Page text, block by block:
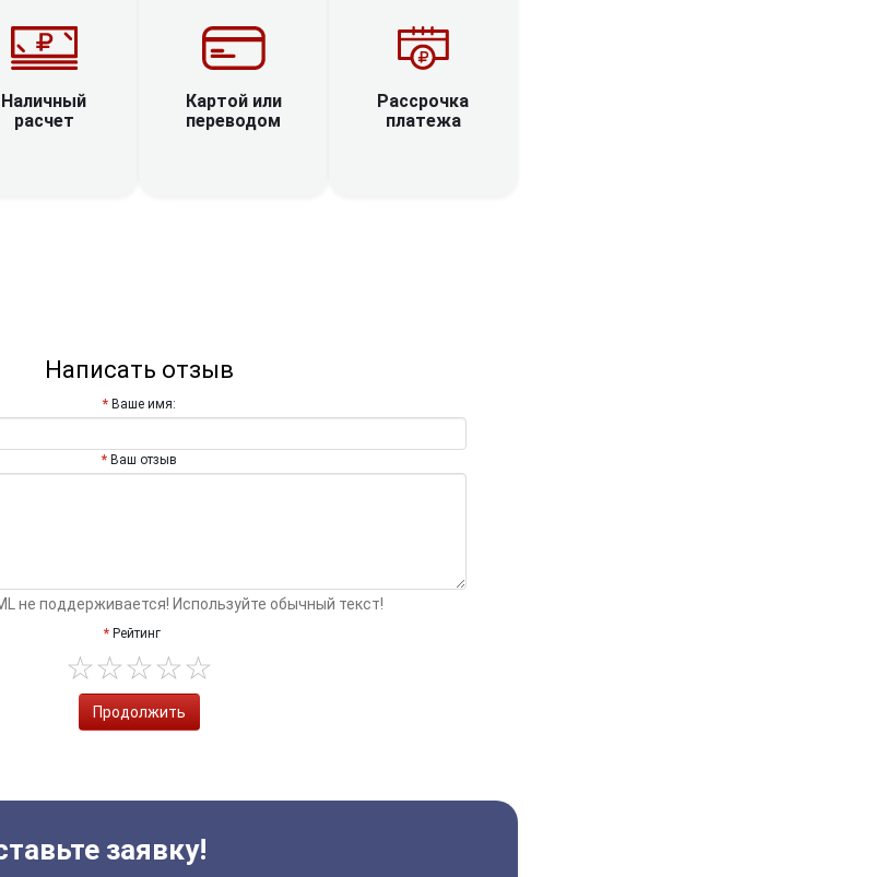
Наличный
расчет
Картой или
переводом
Рассрочка
платежа
Написать отзыв
Ваше имя:
Ваш отзыв
не поддерживается! Используйте обычный текст!
Рейтинг
Продолжить
заявку!